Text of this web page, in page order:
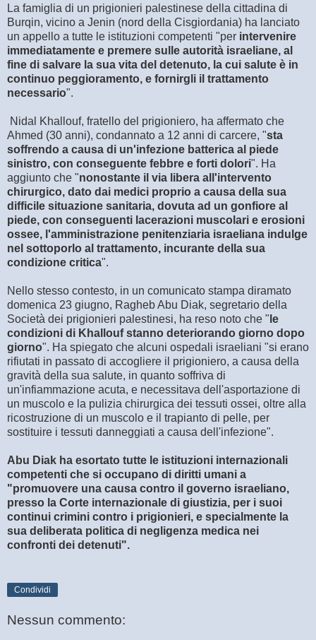
La famiglia di un prigionieri palestinese della cittadina di
Burqin, vicino a Jenin (nord della Cisgiordania) ha lanciato
un appello a tutte le istituzioni competenti "per intervenire
immediatamente e premere sulle autorità israeliane, al
fine di salvare la sua vita del detenuto, la cui salute è in
continuo peggioramento, e fornirgli il trattamento
necessario".
Nidal Khallouf, fratello del prigioniero, ha affermato che
Ahmed (30 anni), condannato a 12 anni di carcere, "sta
soffrendo a causa di un'infezione batterica al piede
sinistro, con conseguente febbre e forti dolori". Ha
aggiunto che "nonostante il via libera all'intervento
chirurgico, dato dai medici proprio a causa della sua
difficile situazione sanitaria, dovuta ad un gonfiore al
piede, con conseguenti lacerazioni muscolari e erosioni
ossee, l'amministrazione penitenziaria israeliana indulge
nel sottoporlo al trattamento, incurante della sua
condizione critica".
Nello stesso contesto, in un comunicato stampa diramato
domenica 23 giugno, Ragheb Abu Diak, segretario della
Società dei prigionieri palestinesi, ha reso noto che " le
condizioni di Khallouf stanno deteriorando giorno dopo
giorno". Ha spiegato che alcuni ospedali israeliani "si erano
rifiutati in passato di accogliere il prigioniero, a causa della
gravità della sua salute, in quanto soffriva di
un'infiammazione acuta, e necessitava dell'asportazione di
un muscolo e la pulizia chirurgica dei tessuti ossei, oltre alla
ricostruzione di un muscolo e il trapianto di pelle, per
sostituire i tessuti danneggiati a causa dell'infezione".
Abu Diak ha esortato tutte le istituzioni internazionali
competenti che si occupano di diritti umani a
"promuovere una causa contro il governo israeliano,
presso la Corte internazionale di giustizia, per i suoi
continui crimini contro i prigionieri, e specialmente la
sua deliberata politica di negligenza medica nei
confronti dei detenuti".
Condividi
Nessun commento: